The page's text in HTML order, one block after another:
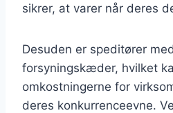
sikrer, at varer når deres
Desuden er speditører
forsyningskæder, hvilket
omkostningerne for
deres konkurrenceevne.